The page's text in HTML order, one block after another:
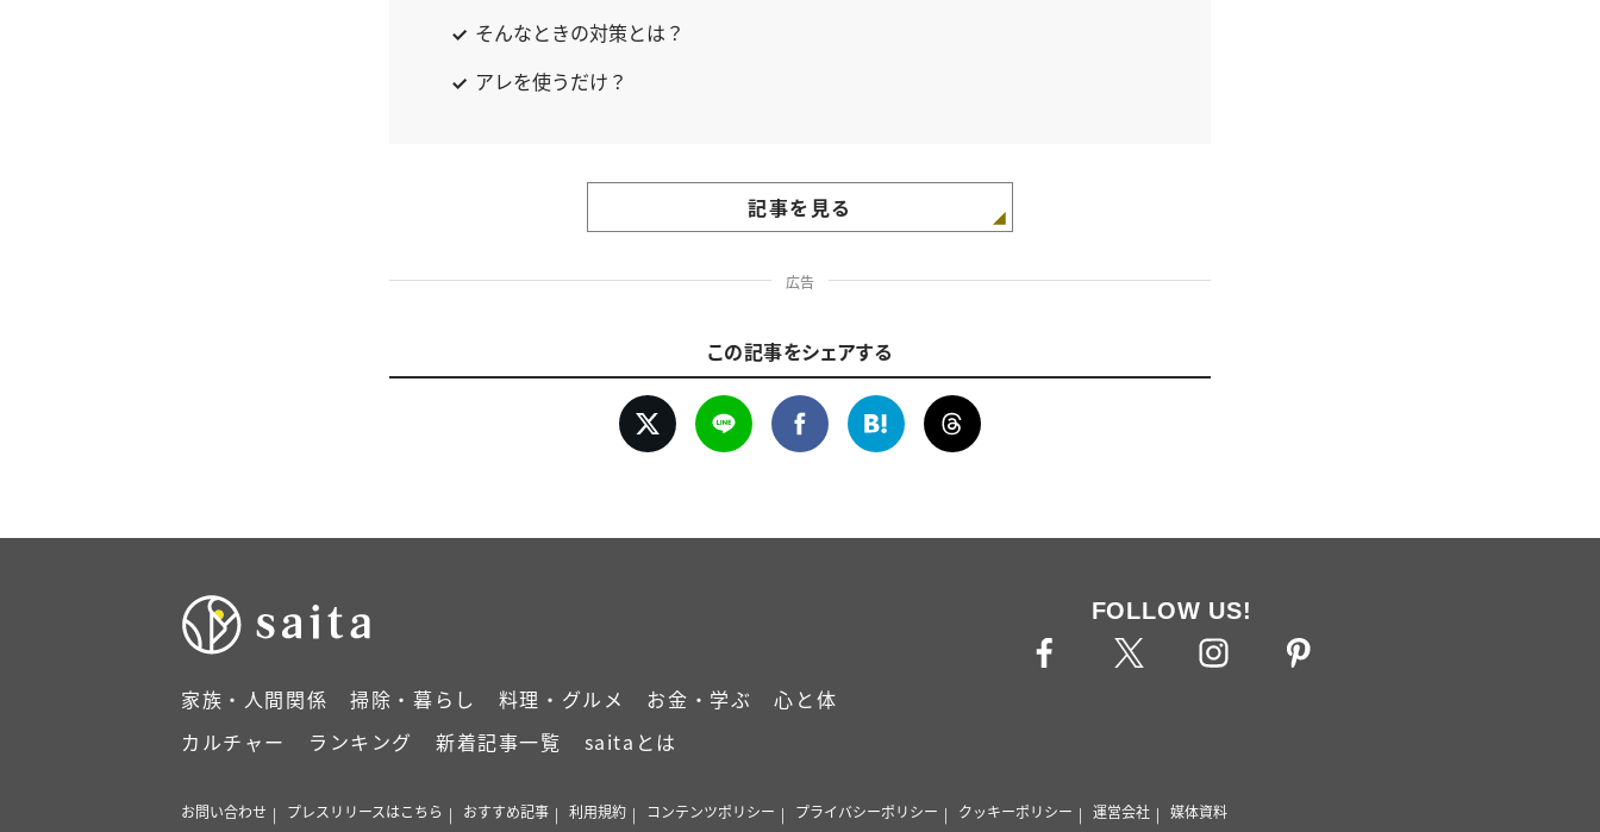
そんなときの対策とは？
アレを使うだけ？
記事を見る
広告
この記事をシェアする
家族・人間関係 掃除・暮らし 料理・グルメ お金・学ぶ
心と体
カルチャー
ランキング 新着記事一覧 saitaとは
FOLLOW US!
お問い合わせ プレスリリースはこちら おすすめ記事 利用規約 コンテンツポリシー プライバシーポリシー クッキーポリシー 運営会社 媒体資料